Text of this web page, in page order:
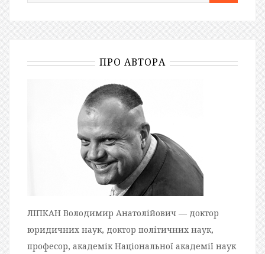
ПРО АВТОРА
ЛІПКАН Володимир Анатолійович — доктор
юридичних наук, доктор політичних наук,
професор, академік Національної академії наук